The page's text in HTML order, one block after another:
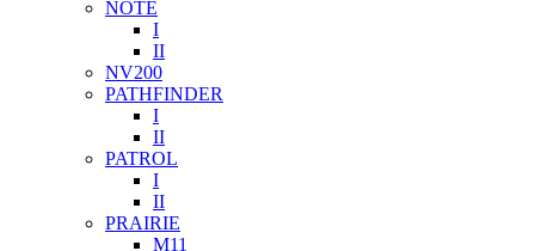
NOTE
I
II
NV200
PATHFINDER
I
II
PATROL
I
II
PRAIRIE
M11